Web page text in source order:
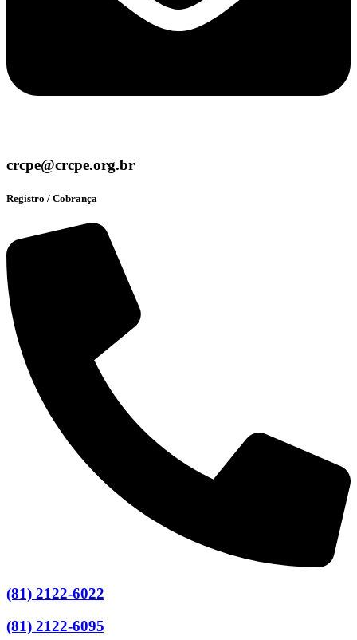
crcpe@crcpe.org.br
Registro / Cobrança
(81) 2122-6022
(81) 2122-6095